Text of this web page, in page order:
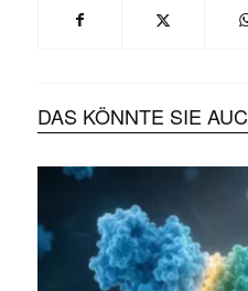
DAS KÖNNTE SIE